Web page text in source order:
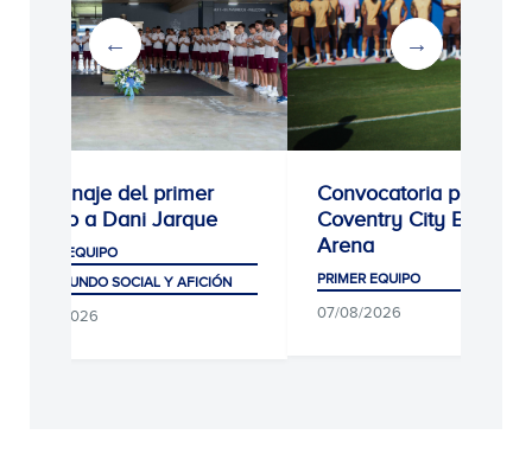
Homenaje del primer
equipo a Dani Jarque
PRIMER EQUIPO
CLUB, MUNDO SOCIAL Y AFICIÓN
07/08/2026
Convocatoria para el
Coventry City Building
Arena
PRIMER EQUIPO
07/08/2026